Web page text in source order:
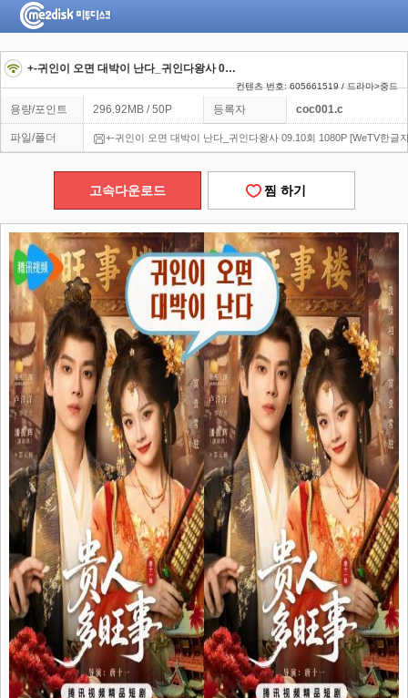
+-귀인이 오면 대박이 난다_귀인다왕사 09.10회 1080P [WeTV한글자막첨부]
컨텐츠 번호: 605661519 / 드라마>중드
용량/포인트 296.92MB / 50P 등록자 coc001.c
파일/폴더 +-귀인이 오면 대박이 난다_귀인다왕사 09.10회 1080P [WeTV한글
고속다운로드 찜 하기